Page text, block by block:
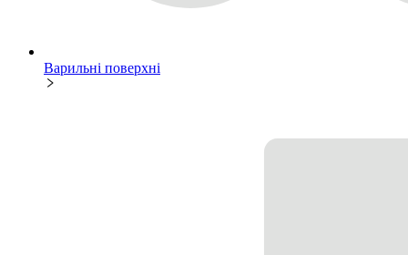
Варильні поверхні